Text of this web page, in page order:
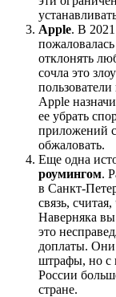
Apple. В
отклонять
сочла это
Apple
ее убрать
приложений
обжаловать.
Еще одна
роумингом.
в Санкт-
связь,
Наверняка
это
доплаты. Они
штрафы, но с
России
стране.